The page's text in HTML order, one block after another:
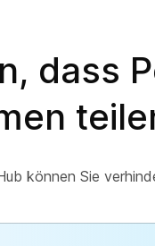
dass
können Sie